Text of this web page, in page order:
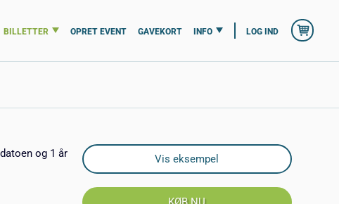
BILLETTER OPRET EVENT GAVEKORT INFO LOG IND
og 1 år